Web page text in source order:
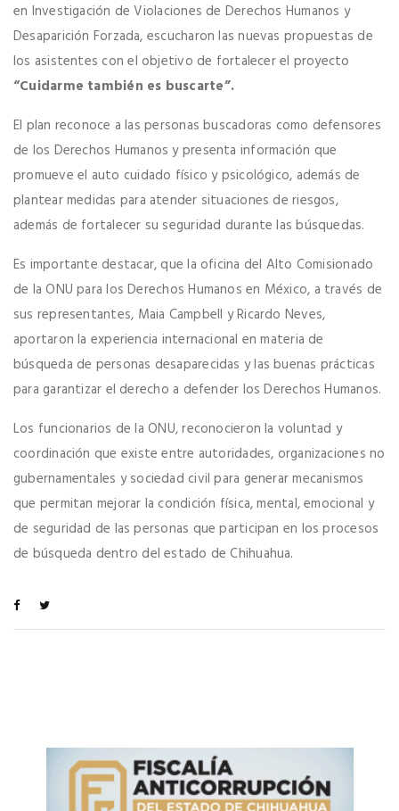
en Investigación de Violaciones de Derechos Humanos y
Desaparición Forzada, escucharon las nuevas propuestas de
los asistentes con el objetivo de fortalecer el proyecto
“Cuidarme también es buscarte”.
El plan reconoce a las personas buscadoras como defensores
de los Derechos Humanos y presenta información que
promueve el auto cuidado físico y psicológico, además de
plantear medidas para atender situaciones de riesgos,
además de fortalecer su seguridad durante las búsquedas.
Es importante destacar, que la oficina del Alto Comisionado
de la ONU para los Derechos Humanos en México, a través de
sus representantes, Maia Campbell y Ricardo Neves,
aportaron la experiencia internacional en materia de
búsqueda de personas desaparecidas y las buenas prácticas
para garantizar el derecho a defender los Derechos Humanos.
Los funcionarios de la ONU, reconocieron la voluntad y
coordinación que existe entre autoridades, organizaciones no
gubernamentales y sociedad civil para generar mecanismos
que permitan mejorar la condición física, mental, emocional y
de seguridad de las personas que participan en los procesos
de búsqueda dentro del estado de Chihuahua.